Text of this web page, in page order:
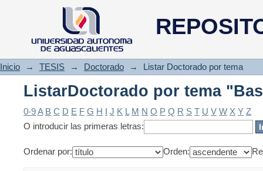
ListarDoctorado por tema
Inicio → TESIS → Doctorado → Listar Doctorado por tema
ListarDoctorado por tema
0-9A B C D E F G H I J K L M N O P Q R S T U V W X Y Z
O introducir las primeras letras:
Ordenar por: Orden: